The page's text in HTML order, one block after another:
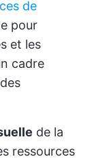
de
pour
et les
cadre
de la
ressources